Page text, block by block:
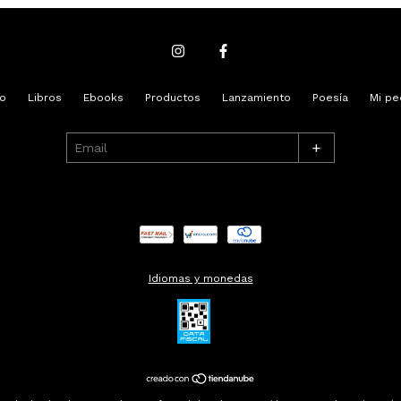
Libros Ebooks Productos Lanzamiento Poesía Mi
+
Idiomas y monedas